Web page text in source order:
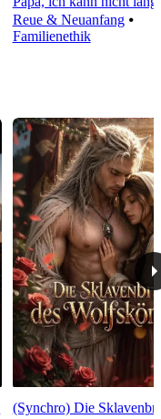
Reue & Neuanfang⦁
Familienethik
(Synchro) Die